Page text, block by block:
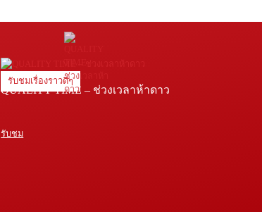
รับชมเรื่องราวดีๆ
QUALITY TIME – ช่วงเวลาห้าดาว
รับชม